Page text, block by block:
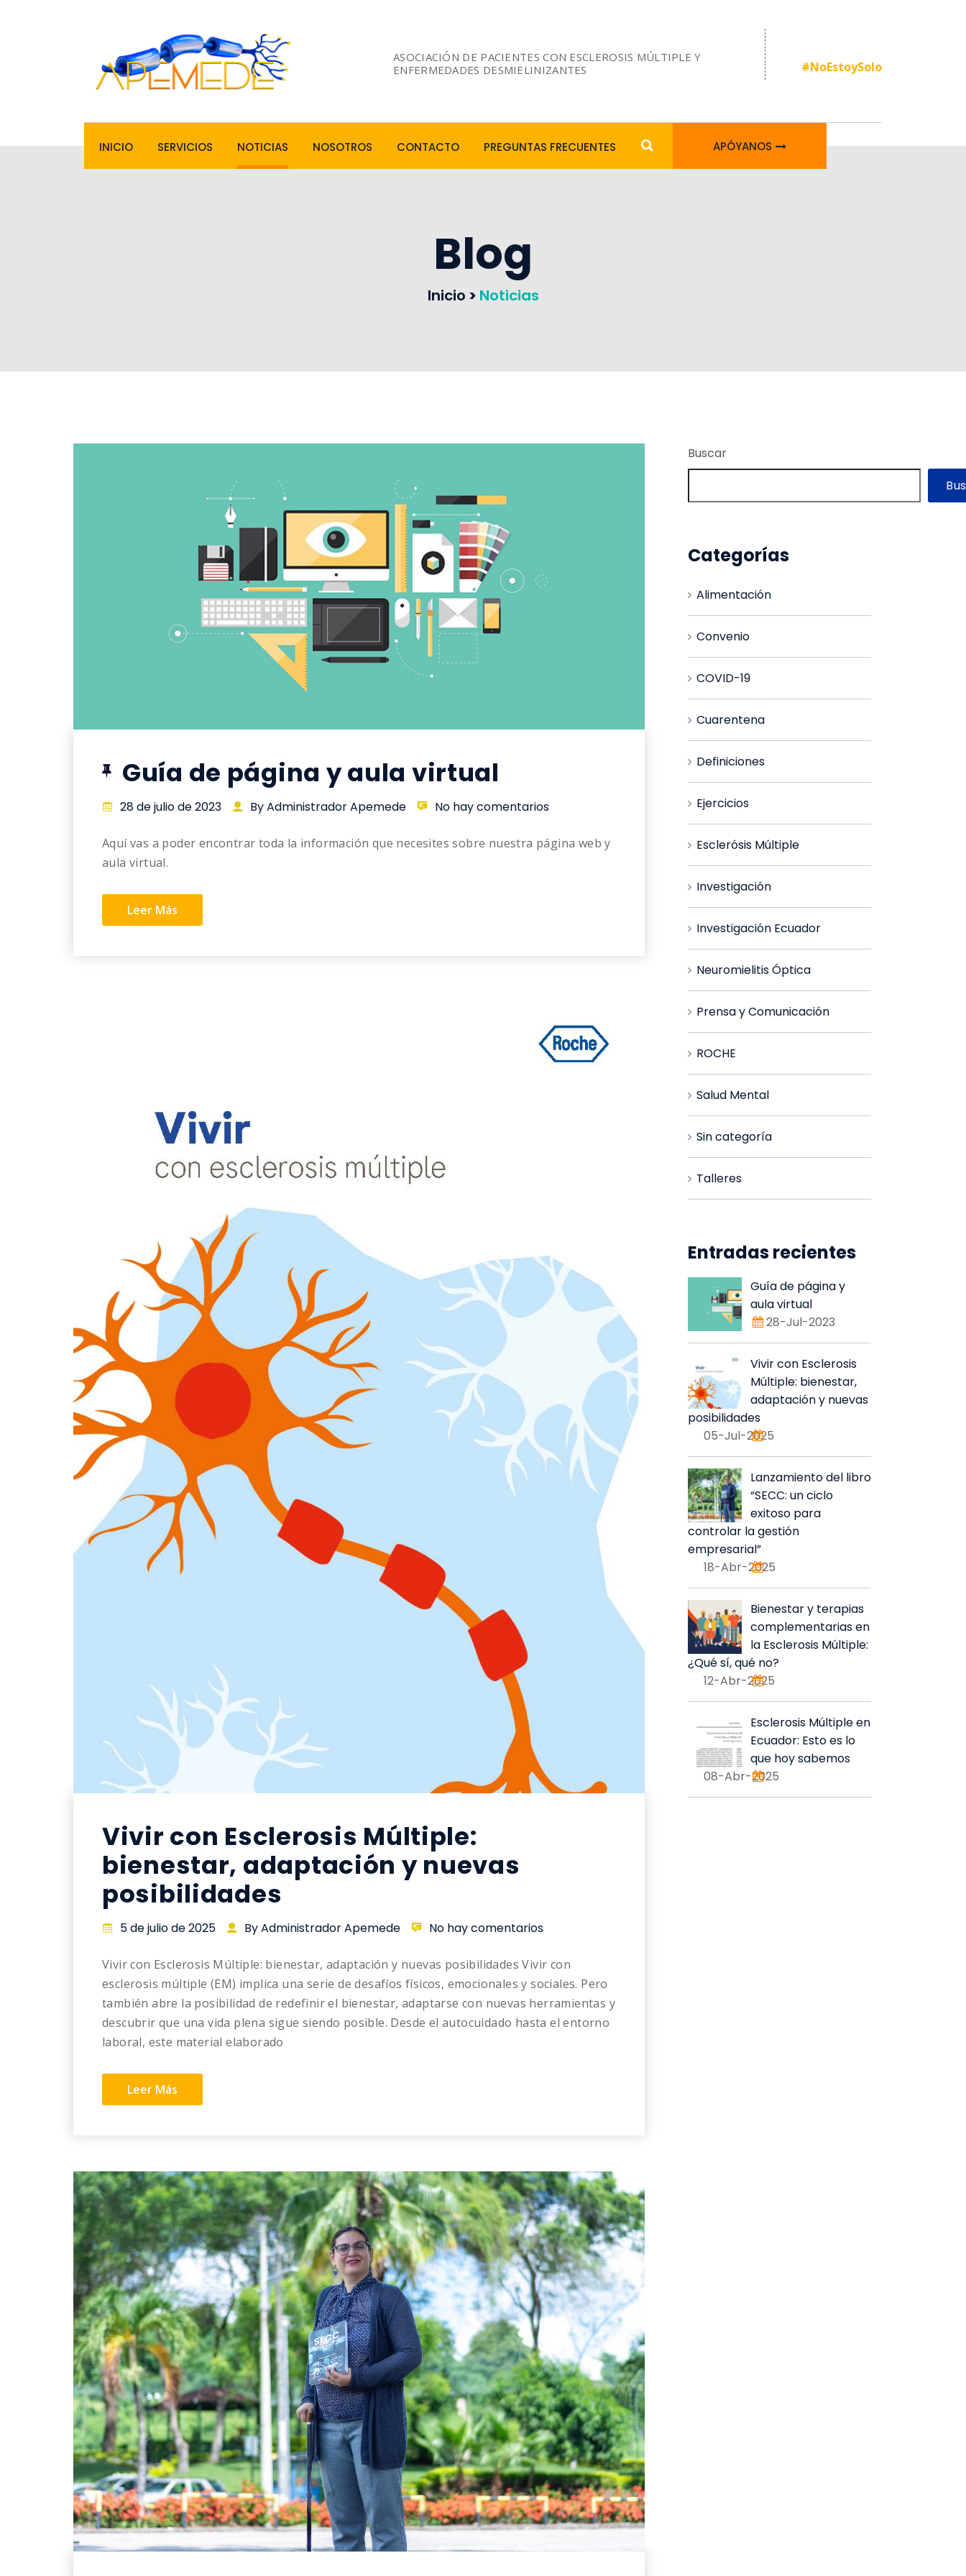
ASOCIACIÓN DE PACIENTES CON ESCLEROSIS MÚLTIPLE Y
ENFERMEDADES DESMIELINIZANTES
#NoEstoySolo
INICIO SERVICIOS NOTICIAS NOSOTROS CONTACTO PREGUNTAS FRECUENTES APÓYANOS
Blog
Inicio > Noticias
Guía de página y aula virtual
28 de julio de 2023 By Administrador Apemede No hay comentarios
Aquí vas a poder encontrar toda la información que necesites sobre nuestra página web y
aula virtual.
Leer Más
Vivir con Esclerosis Múltiple:
bienestar, adaptación y nuevas
posibilidades
5 de julio de 2025 By Administrador Apemede No hay comentarios
Vivir con Esclerosis Múltiple: bienestar, adaptación y nuevas posibilidades Vivir con
esclerosis múltiple (EM) implica una serie de desafíos físicos, emocionales y sociales. Pero
también abre la posibilidad de redefinir el bienestar, adaptarse con nuevas herramientas y
descubrir que una vida plena sigue siendo posible. Desde el autocuidado hasta el entorno
laboral, este material elaborado
Leer Más
Buscar
Categorías
Alimentación
Convenio
COVID-19
Cuarentena
Definiciones
Ejercicios
Esclerósis Múltiple
Investigación
Investigación Ecuador
Neuromielitis Óptica
Prensa y Comunicación
ROCHE
Salud Mental
Sin categoría
Talleres
Entradas recientes
Guía de página y
aula virtual
28-Jul-2023
Vivir con Esclerosis
Múltiple: bienestar,
adaptación y nuevas
posibilidades
05-Jul-2025
Lanzamiento del libro
“SECC: un ciclo
exitoso para
controlar la gestión
empresarial”
18-Abr-2025
Bienestar y terapias
complementarias en
la Esclerosis Múltiple:
¿Qué sí, qué no?
12-Abr-2025
Esclerosis Múltiple en
Ecuador: Esto es lo
que hoy sabemos
08-Abr-2025